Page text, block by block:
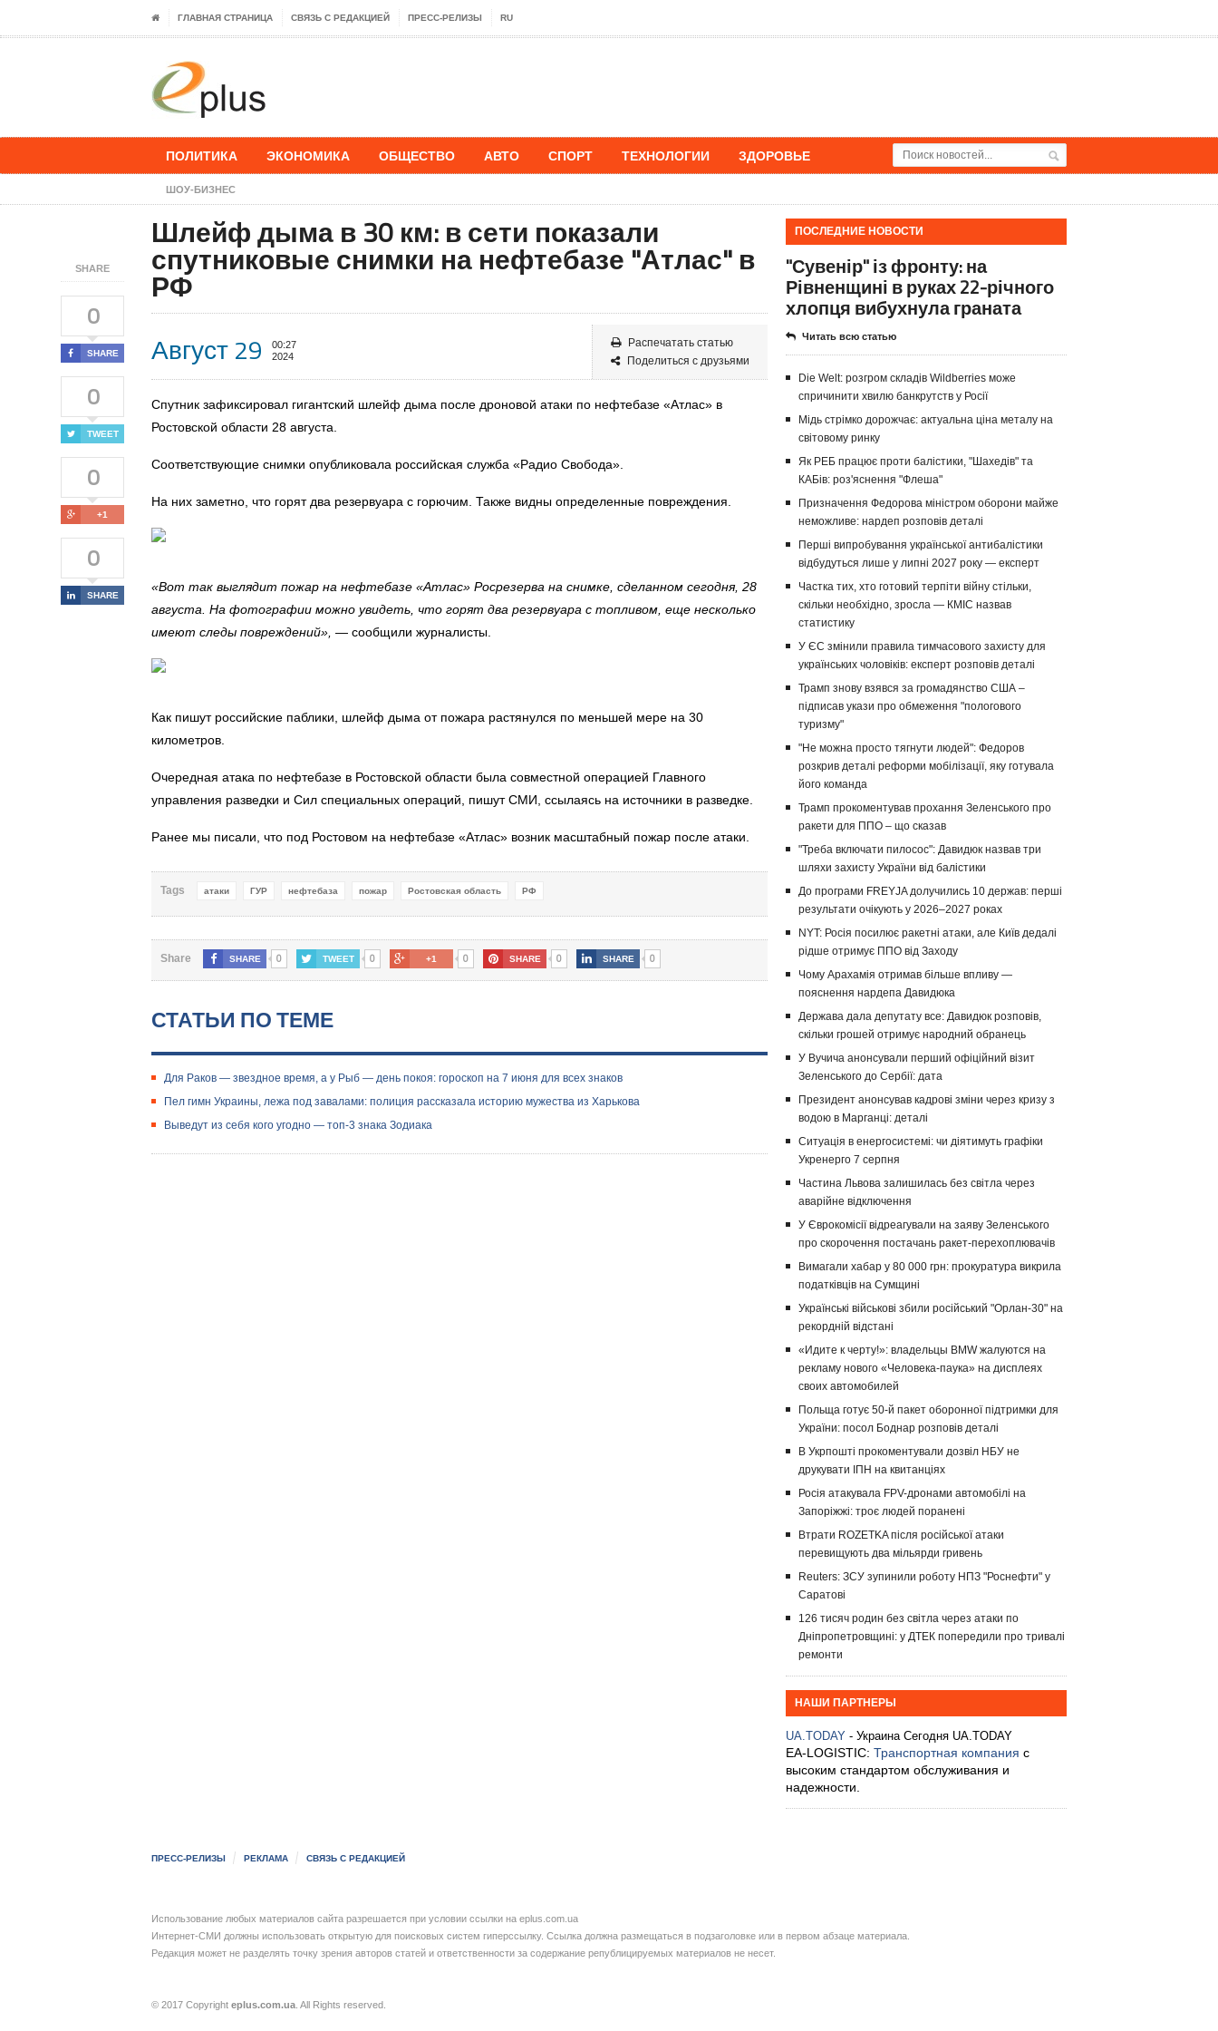
ГЛАВНАЯ СТРАНИЦА СВЯЗЬ С РЕДАКЦИЕЙ ПРЕСС-РЕЛИЗЫ RU
ПОЛИТИКА ЭКОНОМИКА ОБЩЕСТВО АВТО СПОРТ ТЕХНОЛОГИИ ЗДОРОВЬЕ
ШОУ-БИЗНЕС
SHARE
0
SHARE
0
TWEET
0
+1
0
SHARE
Шлейф дыма в 30 км: в сети показали
спутниковые снимки на нефтебазе "Атлас" в
РФ
Август 29
00:27
2024
Распечатать статью
Поделиться с друзьями
Спутник зафиксировал гигантский шлейф дыма после дроновой атаки по нефтебазе «Атлас» в
Ростовской области 28 августа.
Соответствующие снимки опубликовала российская служба «Радио Свобода».
На них заметно, что горят два резервуара с горючим. Также видны определенные повреждения.
«Вот так выглядит пожар на нефтебазе «Атлас» Росрезерва на снимке, сделанном сегодня, 28
августа. На фотографии можно увидеть, что горят два резервуара с топливом, еще несколько
имеют следы повреждений», — сообщили журналисты.
Как пишут российские паблики, шлейф дыма от пожара растянулся по меньшей мере на 30
километров.
Очередная атака по нефтебазе в Ростовской области была совместной операцией Главного
управления разведки и Сил специальных операций, пишут СМИ, ссылаясь на источники в разведке.
Ранее мы писали, что под Ростовом на нефтебазе «Атлас» возник масштабный пожар после атаки.
Tags атаки ГУР нефтебаза пожар Ростовская область РФ
Share SHARE 0 TWEET 0 +1 0 SHARE 0 SHARE 0
СТАТЬИ ПО ТЕМЕ
Для Раков — звездное время, а у Рыб — день покоя: гороскоп на 7 июня для всех знаков
Пел гимн Украины, лежа под завалами: полиция рассказала историю мужества из Харькова
Выведут из себя кого угодно — топ-3 знака Зодиака
ПОСЛЕДНИЕ НОВОСТИ
"Сувенір" із фронту: на
Рівненщині в руках 22-річного
хлопця вибухнула граната
Читать всю статью
Die Welt: розгром складів Wildberries може
спричинити хвилю банкрутств у Росії
Мідь стрімко дорожчає: актуальна ціна металу на
світовому ринку
Як РЕБ працює проти балістики, "Шахедів" та
КАБів: роз'яснення "Флеша"
Призначення Федорова міністром оборони майже
неможливе: нардеп розповів деталі
Перші випробування української антибалістики
відбудуться лише у липні 2027 року — експерт
Частка тих, хто готовий терпіти війну стільки,
скільки необхідно, зросла — КМІС назвав
статистику
У ЄС змінили правила тимчасового захисту для
українських чоловіків: експерт розповів деталі
Трамп знову взявся за громадянство США –
підписав укази про обмеження "пологового
туризму"
"Не можна просто тягнути людей": Федоров
розкрив деталі реформи мобілізації, яку готувала
його команда
Трамп прокоментував прохання Зеленського про
ракети для ППО – що сказав
"Треба включати пилосос": Давидюк назвав три
шляхи захисту України від балістики
До програми FREYJA долучились 10 держав: перші
результати очікують у 2026–2027 роках
NYT: Росія посилює ракетні атаки, але Київ дедалі
рідше отримує ППО від Заходу
Чому Арахамія отримав більше впливу —
пояснення нардепа Давидюка
Держава дала депутату все: Давидюк розповів,
скільки грошей отримує народний обранець
У Вучича анонсували перший офіційний візит
Зеленського до Сербії: дата
Президент анонсував кадрові зміни через кризу з
водою в Марганці: деталі
Ситуація в енергосистемі: чи діятимуть графіки
Укренерго 7 серпня
Частина Львова залишилась без світла через
аварійне відключення
У Єврокомісії відреагували на заяву Зеленського
про скорочення постачань ракет-перехоплювачів
Вимагали хабар у 80 000 грн: прокуратура викрила
податківців на Сумщині
Українські військові збили російський "Орлан-30" на
рекордній відстані
«Идите к черту!»: владельцы BMW жалуются на
рекламу нового «Человека-паука» на дисплеях
своих автомобилей
Польща готує 50-й пакет оборонної підтримки для
України: посол Боднар розповів деталі
В Укрпошті прокоментували дозвіл НБУ не
друкувати ІПН на квитанціях
Росія атакувала FPV-дронами автомобілі на
Запоріжжі: троє людей поранені
Втрати ROZETKA після російської атаки
перевищують два мільярди гривень
Reuters: ЗСУ зупинили роботу НПЗ "Роснефти" у
Саратові
126 тисяч родин без світла через атаки по
Дніпропетровщині: у ДТЕК попередили про тривалі
ремонти
НАШИ ПАРТНЕРЫ
UA.TODAY - Украина Сегодня UA.TODAY
EA-LOGISTIC: Транспортная компания с
высоким стандартом обслуживания и
надежности.
ПРЕСС-РЕЛИЗЫ РЕКЛАМА СВЯЗЬ С РЕДАКЦИЕЙ
Использование любых материалов сайта разрешается при условии ссылки на eplus.com.ua
Интернет-СМИ должны использовать открытую для поисковых систем гиперссылку. Ссылка должна размещаться в подзаголовке или в первом абзаце материала.
Редакция может не разделять точку зрения авторов статей и ответственности за содержание републицируемых материалов не несет.
© 2017 Copyright eplus.com.ua. All Rights reserved.